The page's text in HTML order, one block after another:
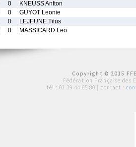
0
KNEUSS Antton
0
GUYOT Leonie
0
LEJEUNE Titus
0 MASSICARD Leo
Copyright © 2015
Fédération Française des
tél : 01 39 44 65 80 | contact :